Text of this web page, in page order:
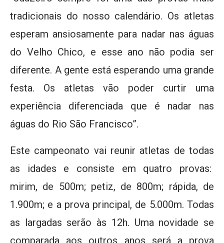
tradicionais do nosso calendário. Os atletas
esperam ansiosamente para nadar nas águas
do Velho Chico, e esse ano não podia ser
diferente. A gente está esperando uma grande
festa. Os atletas vão poder curtir uma
experiência diferenciada que é nadar nas
águas do Rio São Francisco”.
Este campeonato vai reunir atletas de todas
as idades e consiste em quatro provas:
mirim, de 500m; petiz, de 800m; rápida, de
1.900m; e a prova principal, de 5.000m. Todas
as largadas serão às 12h. Uma novidade se
comparada aos outros anos será a prova